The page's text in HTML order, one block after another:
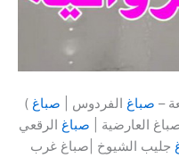
( – صباغ الفردوس | صباغ
العارضية | صباغ الرقعي
جليب الشيوخ |صباغ غرب